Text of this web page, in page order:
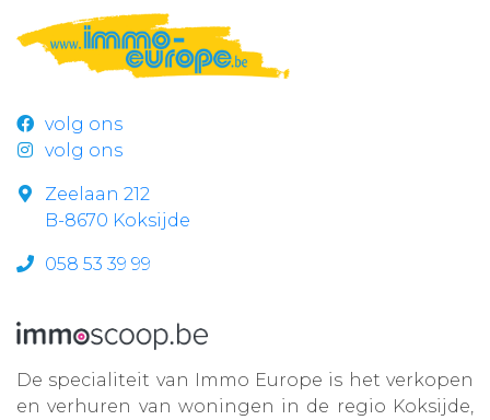
volg ons
volg ons
Zeelaan 212
B-8670 Koksijde
058 53 39 99
De specialiteit van Immo Europe is het verkopen
en verhuren van woningen in de regio Koksijde,